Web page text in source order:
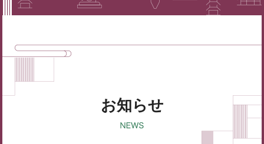
お知らせ